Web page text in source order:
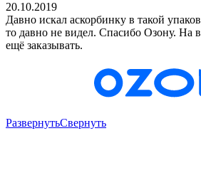
20.10.2019
Давно искал аскорбинку в такой
то давно не видел. Спасибо Озону. На
ещё заказывать.
РазвернутьСвернуть